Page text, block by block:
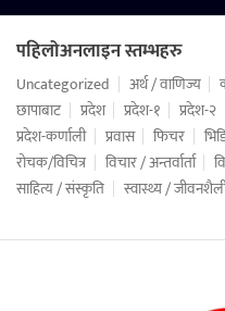
पहिलोअनलाइन स्तम्भहरु
Uncategorized अर्थ / वाणिज्य
छापाबाट
प्रदेश प्रदेश-१ प्रदेश-२
प्रदेश-कर्णाली
प्रवास फिचर
रोचक/विचित्र
विचार / अन्तर्वार्ता
साहित्य / संस्कृति
स्वास्थ्य /